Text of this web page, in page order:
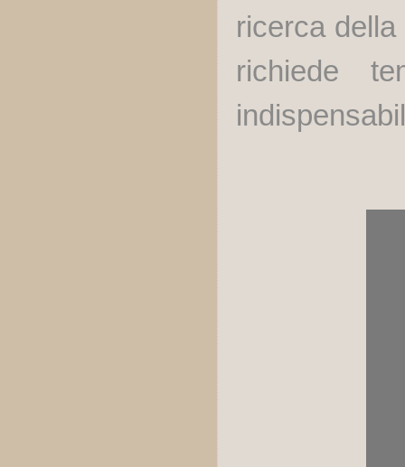
ricerca della
richiede